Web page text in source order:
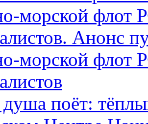
морской флот
Анонс
морской флот
поёт: